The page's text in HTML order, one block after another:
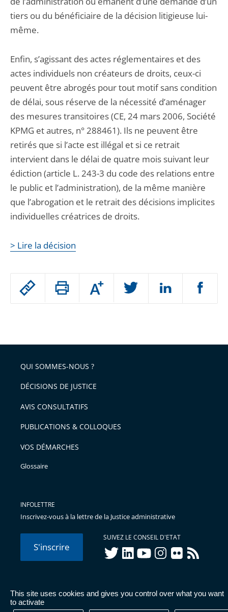
This site uses cookies and gives you control over what you want
to activate
Passer
arriver
après
Augmenter
ou
l'article
pour
avant
tiers ou du bénéficiaire de la décision litigieuse lui-
même.
Enfin, s’agissant des actes réglementaires et des
actes individuels non créateurs de droits, ceux-ci
peuvent être abrogés pour tout motif sans condition
de délai, sous réserve de la nécessité d’aménager
des mesures transitoires (CE, 24 mars 2006, Société
KPMG et autres, n° 288461). Ils ne peuvent être
retirés que si l’acte est illégal et si ce retrait
intervient dans le délai de quatre mois suivant leur
édiction (article L. 243-3 du code des relations entre
le public et l’administration), de la même manière
que l’abrogation et le retrait des décisions implicites
individuelles créatrices de droits.
> Lire la décision
QUI SOMMES-NOUS ?
DÉCISIONS DE JUSTICE
AVIS CONSULTATIFS
PUBLICATIONS & COLLOQUES
VOS DÉMARCHES
Glossaire
INFOLETTRE
Inscrivez-vous à la lettre de la Justice administrative
S'inscrire
SUIVEZ LE CONSEIL D'ETAT
twitterlinkedInyoutubeinstagram
flickr rss
© Conseil d'État 2026 - Mentions légales
Données
personnelles-Publications administratives-Accessibilité :